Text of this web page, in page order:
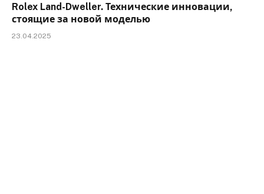
Rolex Land-Dweller. Технические инновации,
стоящие за новой моделью
23.04.2025